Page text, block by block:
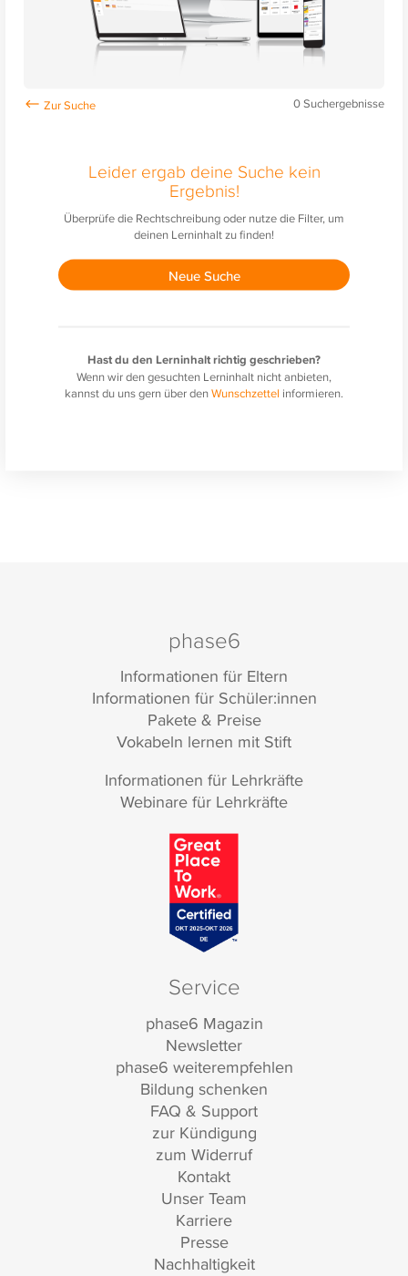
0Suchergebnisse
Leider ergab deine Suche kein
Ergebnis!
Überprüfe die Rechtschreibung oder nutze die Filter, um
deinen Lerninhalt zu finden!
Neue Suche
Hast du den Lerninhalt richtig geschrieben?
Wenn wir den gesuchten Lerninhalt nicht anbieten,
kannst du uns gern über denWunschzettel informieren.
phase6
Informationen für Eltern
Informationen für Schüler:innen
Pakete & Preise
Vokabeln lernen mit Stift
Informationen für Lehrkräfte
Webinare für Lehrkräfte
Service
phase6 Magazin
Newsletter
phase6 weiterempfehlen
Bildung schenken
FAQ & Support
zur Kündigung
zum Widerruf
Kontakt
Unser Team
Karriere
Presse
Nachhaltigkeit